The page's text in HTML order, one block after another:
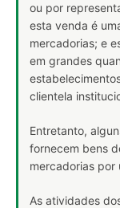
ou por
esta venda é
mercadorias; e
em grandes
clientela
Entretanto,
fornecem bens
mercadorias por
As atividades